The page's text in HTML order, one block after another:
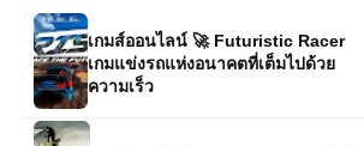
ความเร็ว
เกมส์ออนไลน์ Zombie Sniper นักล่า